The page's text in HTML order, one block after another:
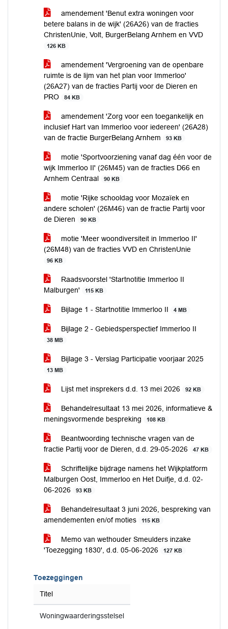
amendement 'Benut extra woningen voor
betere balans in de wijk' (26A26) van de fracties
ChristenUnie, Volt, BurgerBelang Arnhem en VVD
126 KB
amendement 'Vergroening van de openbare
ruimte is de lijm van het plan voor Immerloo'
(26A27) van de fracties Partij voor de Dieren en
PRO
84 KB
amendement 'Zorg voor een toegankelijk en
inclusief Hart van Immerloo voor iedereen' (26A28)
van de fractie BurgerBelang Arnhem
93 KB
motie 'Sportvoorziening vanaf dag één voor de
wijk Immerloo II' (26M45) van de fracties D66 en
Arnhem Centraal
90 KB
motie 'Rijke schooldag voor Mozaïek en
andere scholen' (26M46) van de fractie Partij voor
de Dieren
90 KB
motie 'Meer woondiversiteit in Immerloo II'
(26M48) van de fracties VVD en ChristenUnie
96 KB
Raadsvoorstel 'Startnotitie Immerloo II
Malburgen'
115 KB
Bijlage 1 - Startnotitie Immerloo II 4 MB
Bijlage 2 - Gebiedsperspectief Immerloo II
38 MB
Bijlage 3 - Verslag Participatie voorjaar 2025
13 MB
Lijst met insprekers d.d. 13 mei 2026 92 KB
Behandelresultaat 13 mei 2026, informatieve &
meningsvormende bespreking
108 KB
Beantwoording technische vragen van de
fractie Partij voor de Dieren, d.d. 29-05-2026
47 KB
Schriftelijke bijdrage namens het Wijkplatform
Malburgen Oost, Immerloo en Het Duifje, d.d. 02-
06-2026
93 KB
Behandelresultaat 3 juni 2026, bespreking van
amendementen en/of moties
115 KB
Memo van wethouder Smeulders inzake
'Toezegging 1830', d.d. 05-06-2026
127 KB
Toezeggingen
Titel
Woningwaarderingsstelsel